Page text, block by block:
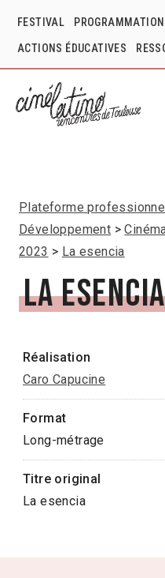
FESTIVAL PROGRAMMATION
ACTIONS ÉDUCATIVES
Plateforme
Développement
2023
La esencia
La esencia
Réalisation
Caro Capucine
Format
Long-métrage
Titre original
La esencia